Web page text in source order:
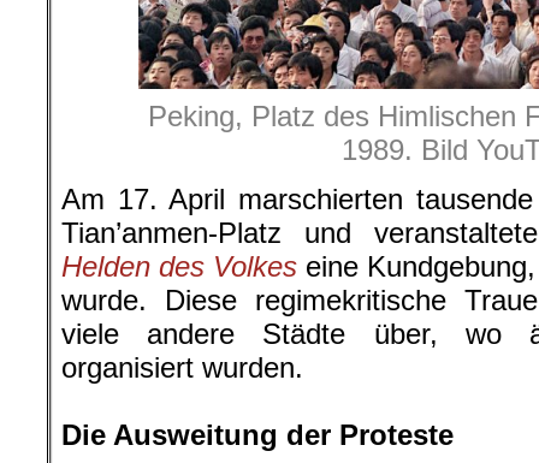
Peking, Platz des Himlischen
1989. Bild
Am 17. April marschierten
Tian’anmen-Platz und
Helden des Volkes eine
wurde. Diese regimekritische
viele andere Städte über, wo
organisiert wurden.
Die Ausweitung der Proteste